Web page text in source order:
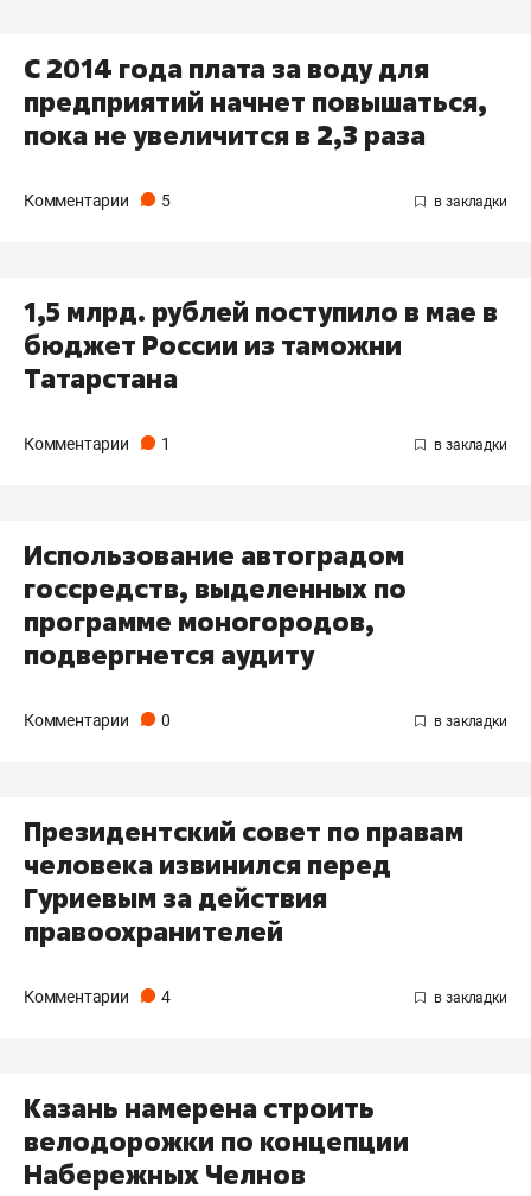
С 2014 года плата за воду для
предприятий начнет повышаться,
пока не увеличится в 2,3 раза
Комментарии 5
1,5 млрд. рублей поступило в мае в
бюджет России из таможни
Татарстана
Комментарии 1
Использование автоградом
госсредств, выделенных по
программе моногородов,
подвергнется аудиту
Комментарии 0
Президентский совет по правам
человека извинился перед
Гуриевым за действия
правоохранителей
Комментарии 4
Казань намерена строить
велодорожки по концепции
Набережных Челнов